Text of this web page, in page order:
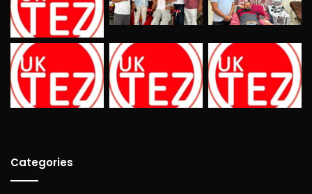
Categories